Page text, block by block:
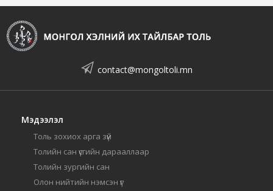
contact@mongoltoli.mn
Мэдээлэл
Толь зохиох арга зүй
Толийн сан үсгийн дарааллаар
Толийн зургийн сан
Олон нийтийн нэмсэн үг